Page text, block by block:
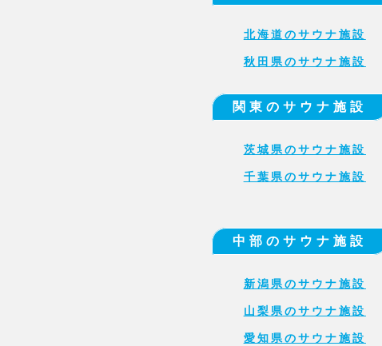
北海道のサウナ施設
秋田県のサウナ施設
関東のサウナ施設
茨城県のサウナ施設
千葉県のサウナ施設
中部のサウナ施設
新潟県のサウナ施設
山梨県のサウナ施設
愛知県のサウナ施設